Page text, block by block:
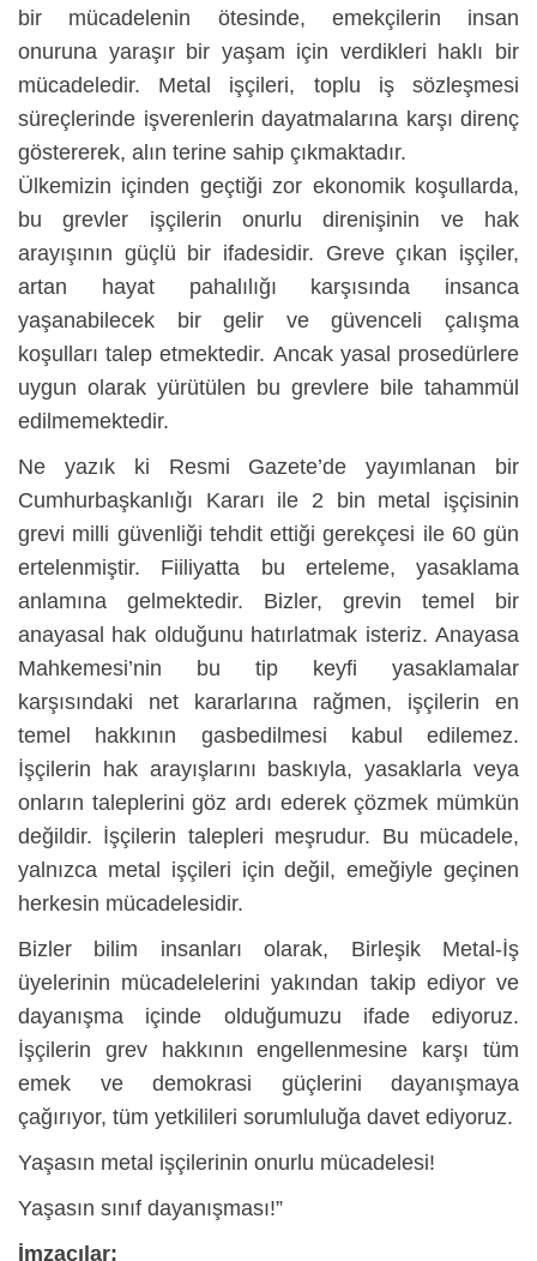
bir mücadelenin ötesinde, emekçilerin insan
onuruna yaraşır bir yaşam için verdikleri haklı bir
mücadeledir. Metal işçileri, toplu iş sözleşmesi
süreçlerinde işverenlerin dayatmalarına karşı direnç
göstererek, alın terine sahip çıkmaktadır.
Ülkemizin içinden geçtiği zor ekonomik koşullarda,
bu grevler işçilerin onurlu direnişinin ve hak
arayışının güçlü bir ifadesidir. Greve çıkan işçiler,
artan hayat pahalılığı karşısında insanca
yaşanabilecek bir gelir ve güvenceli çalışma
koşulları talep etmektedir. Ancak yasal prosedürlere
uygun olarak yürütülen bu grevlere bile tahammül
edilmemektedir.
Ne yazık ki Resmi Gazete’de yayımlanan bir
Cumhurbaşkanlığı Kararı ile 2 bin metal işçisinin
grevi milli güvenliği tehdit ettiği gerekçesi ile 60 gün
ertelenmiştir. Fiiliyatta bu erteleme, yasaklama
anlamına gelmektedir. Bizler, grevin temel bir
anayasal hak olduğunu hatırlatmak isteriz. Anayasa
Mahkemesi’nin bu tip keyfi yasaklamalar
karşısındaki net kararlarına rağmen, işçilerin en
temel hakkının gasbedilmesi kabul edilemez.
İşçilerin hak arayışlarını baskıyla, yasaklarla veya
onların taleplerini göz ardı ederek çözmek mümkün
değildir. İşçilerin talepleri meşrudur. Bu mücadele,
yalnızca metal işçileri için değil, emeğiyle geçinen
herkesin mücadelesidir.
Bizler bilim insanları olarak, Birleşik Metal-İş
üyelerinin mücadelelerini yakından takip ediyor ve
dayanışma içinde olduğumuzu ifade ediyoruz.
İşçilerin grev hakkının engellenmesine karşı tüm
emek ve demokrasi güçlerini dayanışmaya
çağırıyor, tüm yetkilileri sorumluluğa davet ediyoruz.
Yaşasın metal işçilerinin onurlu mücadelesi!
Yaşasın sınıf dayanışması!”
İmzacılar: